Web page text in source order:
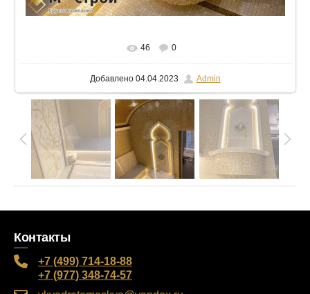
46
0
Добавлено04.04.2023 Admin
Контакты
+7 (499) 714-18-88
+7 (977) 348-74-57